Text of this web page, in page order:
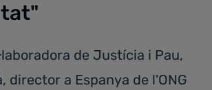
de Justícia i Pau,
director a Espanya de l'ONG